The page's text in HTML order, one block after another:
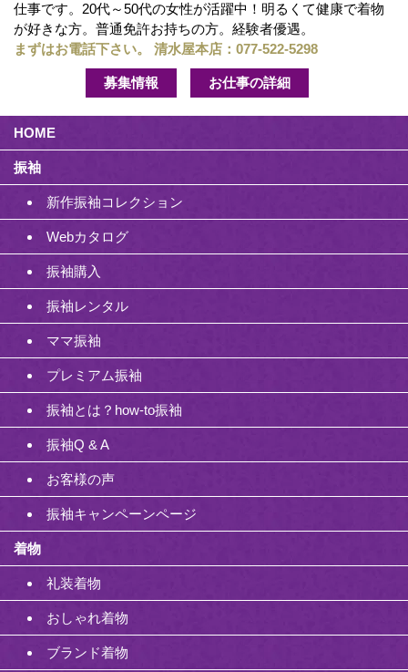
仕事です。20代～50代の女性が活躍中！明るくて健康で着物
が好きな方。普通免許お持ちの方。経験者優遇。
まずはお電話下さい。 清水屋本店： 077-522-5298
募集情報 お仕事の詳細
HOME
振袖
新作振袖コレクション
Webカタログ
振袖購入
振袖レンタル
ママ振袖
プレミアム振袖
振袖とは？how-to振袖
振袖Q & A
お客様の声
振袖キャンペーンページ
着物
礼装着物
おしゃれ着物
ブランド着物